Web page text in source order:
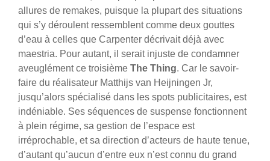
allures de remakes, puisque la plupart des situations
qui s’y déroulent ressemblent comme deux gouttes
d’eau à celles que Carpenter décrivait déjà avec
maestria. Pour autant, il serait injuste de condamner
aveuglément ce troisième The Thing. Car le savoir-
faire du réalisateur Matthijs van Heijningen Jr,
jusqu’alors spécialisé dans les spots publicitaires, est
indéniable. Ses séquences de suspense fonctionnent
à plein régime, sa gestion de l’espace est
irréprochable, et sa direction d’acteurs de haute tenue,
d’autant qu’aucun d’entre eux n’est connu du grand